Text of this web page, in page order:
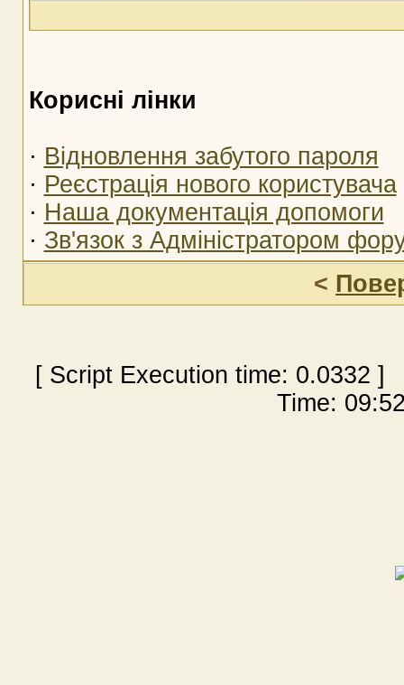
Корисні лінки
· Відновлення забутого пароля
· Реєстрація нового користувача
· Наша документація допомоги
· Зв'язок з Адміністратором
<
[ Script Execution time: 0.0332 ]
Time: